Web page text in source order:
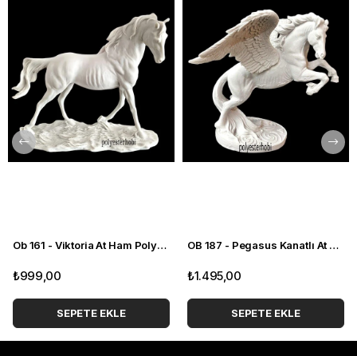
PolyesterHobi'nin geniş ürün yelpazesi ile tanışmak ve
kendinizi özel tasarımlarımızla ifade etmek için
www.polyesterhobi.com'u ziyaret edin. Yaşam alanlarınızı
yeniden keşfedin, tarzınızı ortaya koyun ve PolyesterHobi'nin
estetik dünyasında kendinize özgü bir yer bulun.
Ob 161 - Viktoria At Ham Polyester Obje
₺999,00
SEPETE EKLE
OB 187 - Pegasus Kanatlı At Ham Polyester Obje
₺1.495,00
SEPETE EKLE